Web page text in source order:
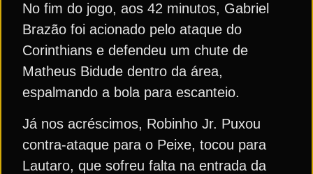
No fim do jogo, aos 42 minutos, Gabriel
Brazão foi acionado pelo ataque do
Corinthians e defendeu um chute de
Matheus Bidude dentro da área,
espalmando a bola para escanteio.
Já nos acréscimos, Robinho Jr. Puxou
contra-ataque para o Peixe, tocou para
Lautaro, que sofreu falta na entrada da